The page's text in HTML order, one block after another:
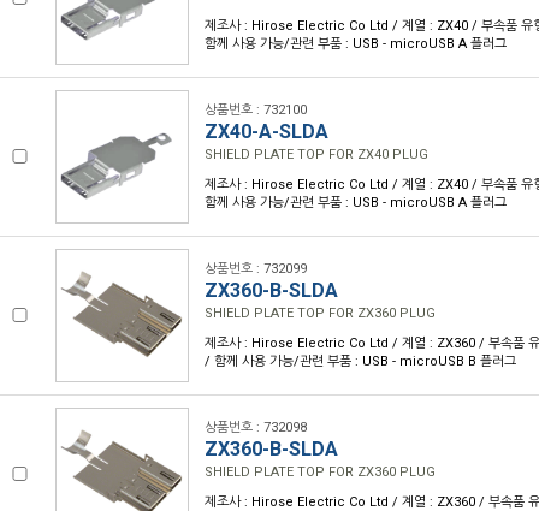
제조사 : Hirose Electric Co Ltd / 계열 : ZX40 / 부속품 유
함께 사용 가능/관련 부품 : USB - microUSB A 플러그
상품번호 : 732100
ZX40-A-SLDA
SHIELD PLATE TOP FOR ZX40 PLUG
제조사 : Hirose Electric Co Ltd / 계열 : ZX40 / 부속품 유
함께 사용 가능/관련 부품 : USB - microUSB A 플러그
상품번호 : 732099
ZX360-B-SLDA
SHIELD PLATE TOP FOR ZX360 PLUG
제조사 : Hirose Electric Co Ltd / 계열 : ZX360 / 부속품 유
/ 함께 사용 가능/관련 부품 : USB - microUSB B 플러그
상품번호 : 732098
ZX360-B-SLDA
SHIELD PLATE TOP FOR ZX360 PLUG
제조사 : Hirose Electric Co Ltd / 계열 : ZX360 / 부속품 유